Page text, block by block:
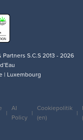
S.C.S 2013 - 2026
| Luxembourg
AI
Policy
Cookiepolitik
(en)